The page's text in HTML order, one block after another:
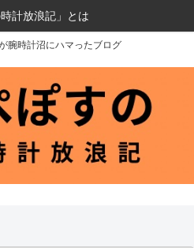
腕時計沼にハマったブログ
時計放浪記」とは